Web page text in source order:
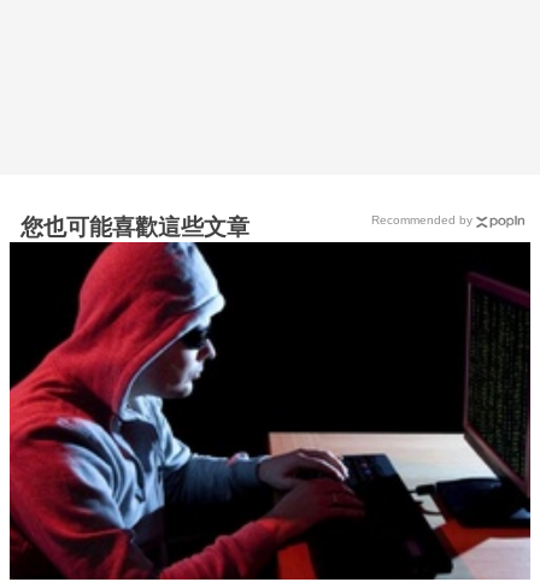
您也可能喜歡這些文章 Recommended by